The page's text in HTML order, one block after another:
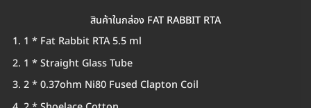
สินค้าในกล่อง FAT RABBIT RTA
1 * Fat Rabbit RTA 5.5 ml
1 * Straight Glass Tube
2 * 0.37ohm Ni80 Fused Clapton Coil